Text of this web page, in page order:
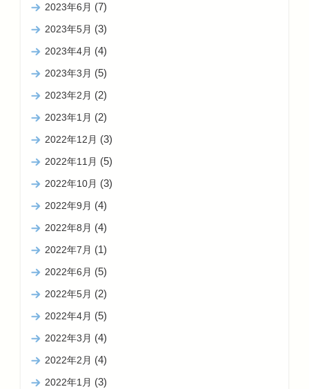
2023年6月 (7)
2023年5月 (3)
2023年4月 (4)
2023年3月 (5)
2023年2月 (2)
2023年1月 (2)
2022年12月 (3)
2022年11月 (5)
2022年10月 (3)
2022年9月 (4)
2022年8月 (4)
2022年7月 (1)
2022年6月 (5)
2022年5月 (2)
2022年4月 (5)
2022年3月 (4)
2022年2月 (4)
2022年1月 (3)